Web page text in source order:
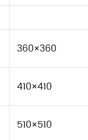
360×360
410×410
510×510